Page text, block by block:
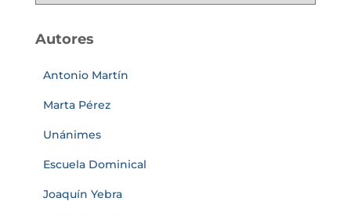
Autores
Antonio Martín
Marta Pérez
Unánimes
Escuela Dominical
Joaquín Yebra